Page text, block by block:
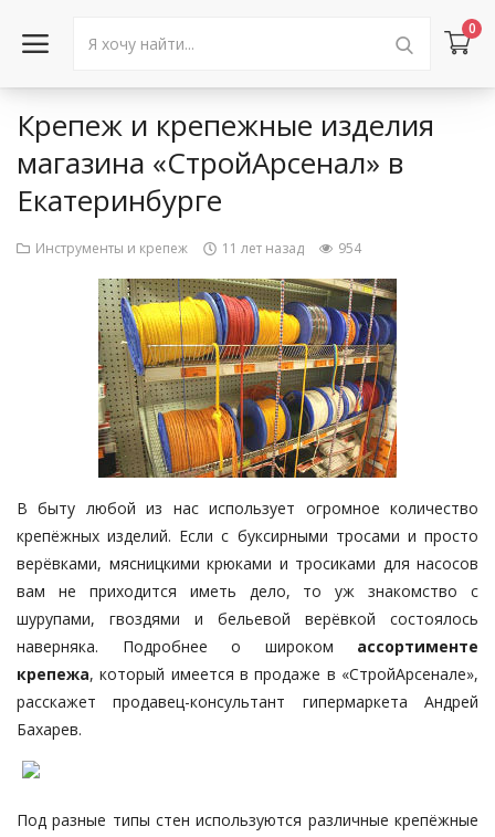
0
Войти в аккаунт
Каталог товаров
Акции
Объявления
Контакты
Крепеж и крепежные изделия
магазина «СтройАрсенал» в
Екатеринбурге
Инструменты и крепеж 11 лет назад 954
В быту любой из нас использует огромное количество
крепёжных изделий. Если с буксирными тросами и просто
верёвками, мясницкими крюками и тросиками для насосов
вам не приходится иметь дело, то уж знакомство с
шурупами, гвоздями и бельевой верёвкой состоялось
наверняка. Подробнее о широком ассортименте
крепежа, который имеется в продаже в «СтройАрсенале»,
расскажет продавец-консультант гипермаркета Андрей
Бахарев.
Под разные типы стен используются различные крепёжные